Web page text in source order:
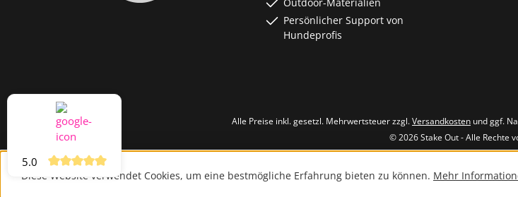
5.0
Outdoor-Materialien
Persönlicher Support von
Hundeprofis
Alle Preise inkl. gesetzl. Mehrwertsteuer zzgl.Versandkosten und ggf.
© 2026 Stake Out - Alle Rechte
Diese Website verwendet Cookies, um eine bestmögliche Erfahrung bieten zu können. Mehr